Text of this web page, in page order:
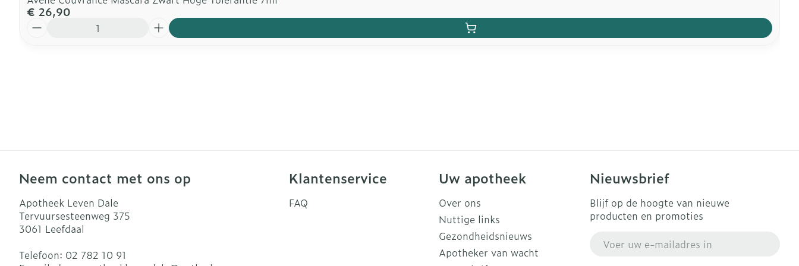
€ 26,90
Neem contact met ons op
Apotheek Leven Dale
Tervuursesteenweg 375
3061 Leefdaal
Telefoon: 02 782 10 91
Klantenservice
FAQ
Uw apotheek
Over ons
Nuttige links
Gezondheidsnieuws
Apotheker van wacht
Nieuwsbrief
Blijf op de hoogte van nieuwe
producten en promoties